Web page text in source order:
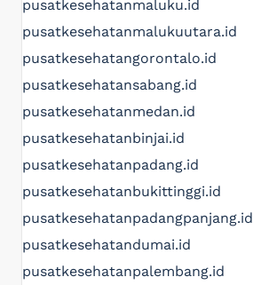
pusatkesehatanmaluku.id
pusatkesehatanmalukuutara.id
pusatkesehatangorontalo.id
pusatkesehatansabang.id
pusatkesehatanmedan.id
pusatkesehatanbinjai.id
pusatkesehatanpadang.id
pusatkesehatanbukittinggi.id
pusatkesehatanpadangpanjang.id
pusatkesehatandumai.id
pusatkesehatanpalembang.id